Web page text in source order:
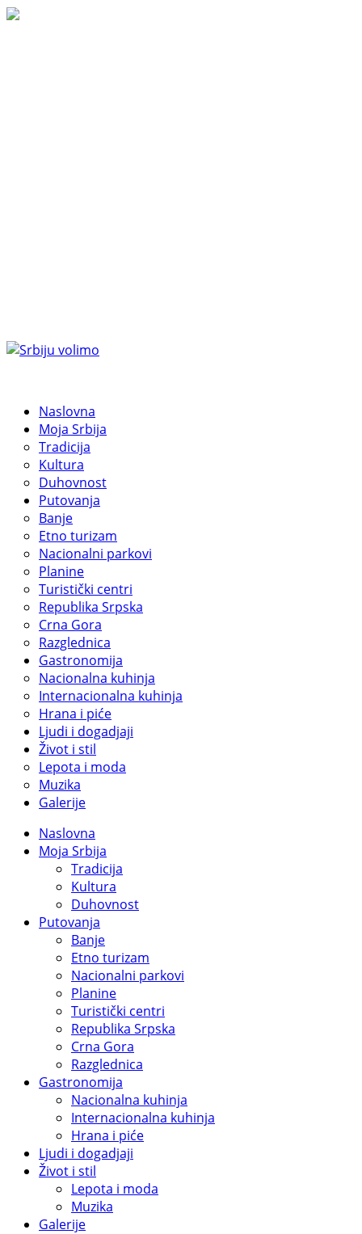
Naslovna
Moja Srbija
Tradicija
Kultura
Duhovnost
Putovanja
Banje
Etno turizam
Nacionalni parkovi
Planine
Turistički centri
Republika Srpska
Crna Gora
Razglednica
Gastronomija
Nacionalna kuhinja
Internacionalna kuhinja
Hrana i piće
Ljudi i dogadjaji
Život i stil
Lepota i moda
Muzika
Galerije
Naslovna
Moja Srbija
Tradicija
Kultura
Duhovnost
Putovanja
Banje
Etno turizam
Nacionalni parkovi
Planine
Turistički centri
Republika Srpska
Crna Gora
Razglednica
Gastronomija
Nacionalna kuhinja
Internacionalna kuhinja
Hrana i piće
Ljudi i dogadjaji
Život i stil
Lepota i moda
Muzika
Galerije